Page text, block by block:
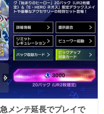
メンテ延長でプレイで